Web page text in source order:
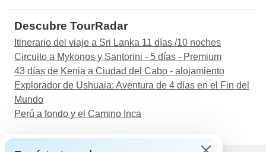
Descubre TourRadar
Itinerario del viaje a Sri Lanka 11 días /10 noches
Circuito a Mykonos y Santorini - 5 días - Premium
43 días de Kenia a Ciudad del Cabo - alojamiento
Explorador de Ushuaia: Aventura de 4 días en el Fin del
Mundo
Perú a fondo y el Camino Inca